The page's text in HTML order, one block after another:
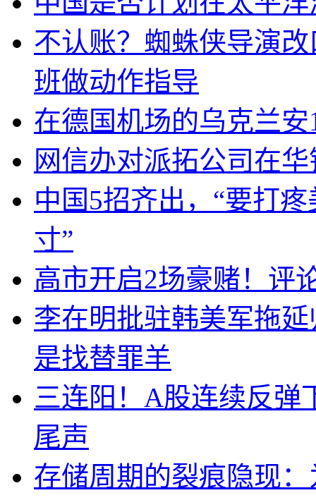
不认账？蜘蛛侠导演
班做动作指导
在德国机场的乌克兰
网信办对派拓公司在
中国5招齐出，“要打
寸”
高市开启2场豪赌！评
李在明批驻韩美军拖
是找替罪羊
三连阳！A股连续反弹
尾声
存储周期的裂痕隐现